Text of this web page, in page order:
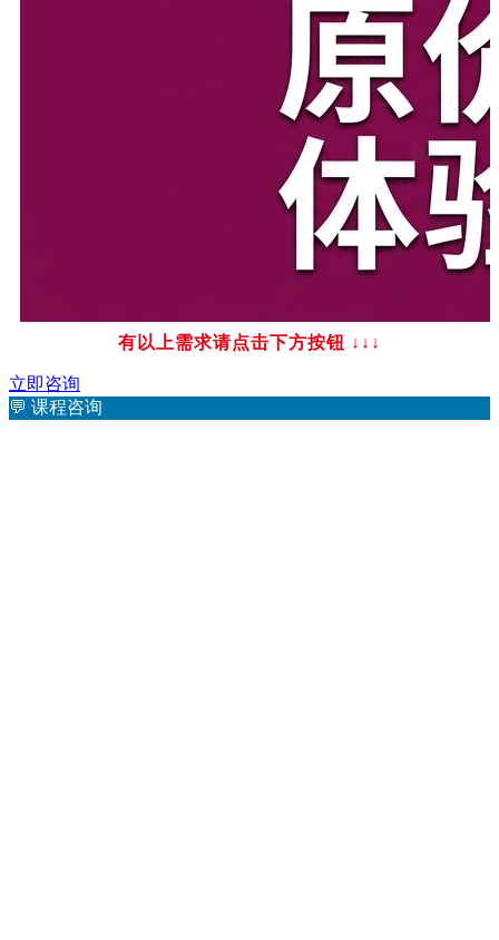
有以上需求请点击下方按钮 ↓↓↓
立即咨询
💬 课程咨询